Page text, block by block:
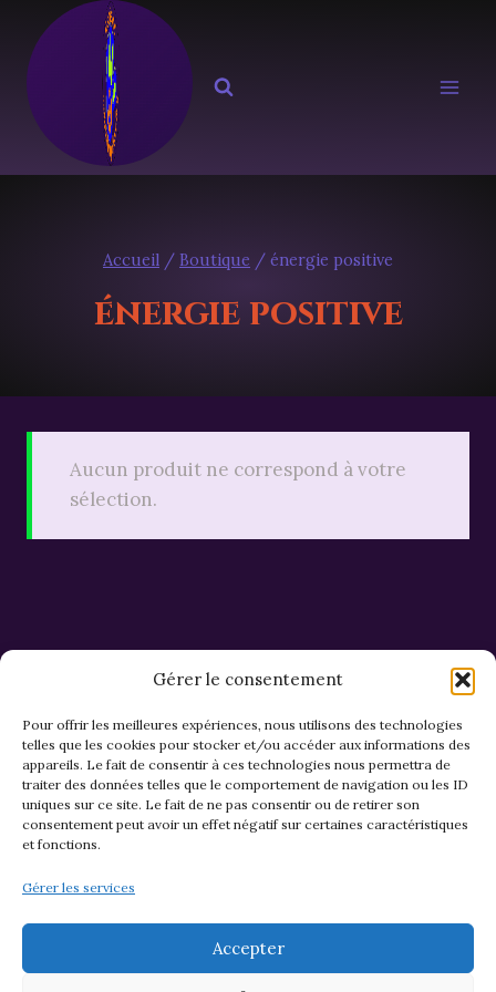
Gérer le consentement
Pour offrir les meilleures expériences, nous utilisons des technologies
telles que les cookies pour stocker et/ou accéder aux informations des
appareils. Le fait de consentir à ces technologies nous permettra de
traiter des données telles que le comportement de navigation ou les ID
uniques sur ce site. Le fait de ne pas consentir ou de retirer son
consentement peut avoir un effet négatif sur certaines caractéristiques
et fonctions.
Gérer les services
Accepter
contenu
Accueil / Boutique / énergie positive
énergie positive
Aucun produit ne correspond à votre
sélection.
CGV et Retours
Mentions légales & confidentialité